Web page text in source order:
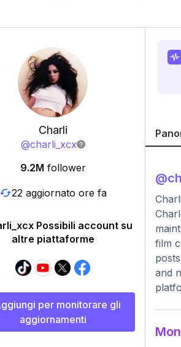
Charli
@charli_xcx
9.2M follower
22 aggiornato ore fa
Possibili account su
altre piattaforme
per monitorare gli
aggiornamenti
@
film
and